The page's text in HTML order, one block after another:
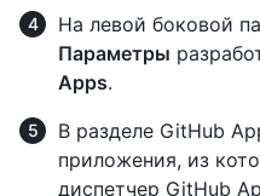
На левой боковой
Параметры
Apps.
В разделе GitHub
приложения, из
диспетчер GitHub